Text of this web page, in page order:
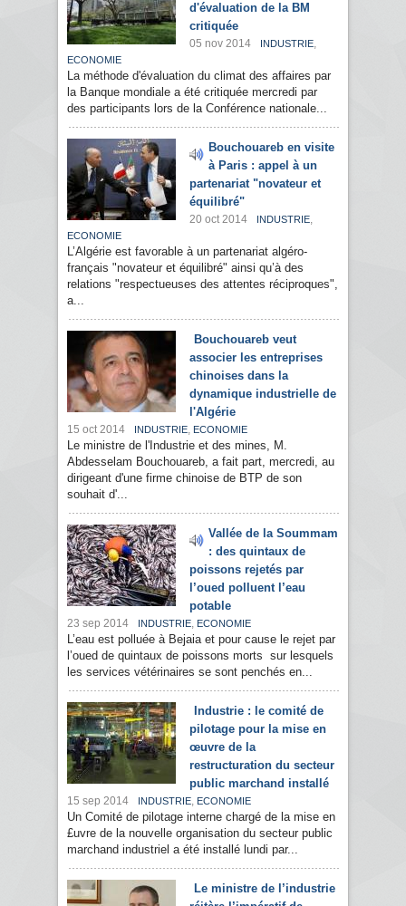
d'évaluation de la BM
critiquée
05 nov 2014 INDUSTRIE,
ECONOMIE
La méthode d'évaluation du climat des affaires par
la Banque mondiale a été critiquée mercredi par
des participants lors de la Conférence nationale...
Bouchouareb en visite
à Paris : appel à un
partenariat "novateur et
équilibré"
20 oct 2014 INDUSTRIE,
ECONOMIE
L’Algérie est favorable à un partenariat algéro-
français "novateur et équilibré" ainsi qu’à des
relations "respectueuses des attentes réciproques",
a...
Bouchouareb veut
associer les entreprises
chinoises dans la
dynamique industrielle de
l'Algérie
15 oct 2014 INDUSTRIE, ECONOMIE
Le ministre de l'Industrie et des mines, M.
Abdesselam Bouchouareb, a fait part, mercredi, au
dirigeant d'une firme chinoise de BTP de son
souhait d'...
Vallée de la Soummam
: des quintaux de
poissons rejetés par
l’oued polluent l’eau
potable
23 sep 2014 INDUSTRIE, ECONOMIE
L’eau est polluée à Bejaia et pour cause le rejet par
l’oued de quintaux de poissons morts sur lesquels
les services vétérinaires se sont penchés en...
Industrie : le comité de
pilotage pour la mise en
œuvre de la
restructuration du secteur
public marchand installé
15 sep 2014 INDUSTRIE, ECONOMIE
Un Comité de pilotage interne chargé de la mise en
£uvre de la nouvelle organisation du secteur public
marchand industriel a été installé lundi par...
Le ministre de l’industrie